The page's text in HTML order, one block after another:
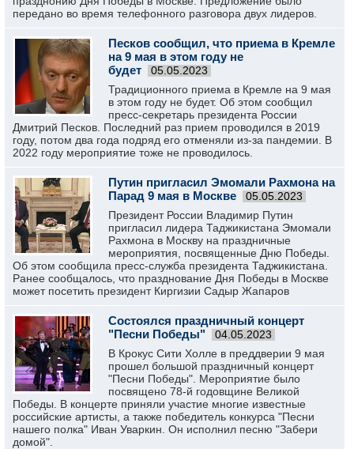
передано во время телефонного разговора двух лидеров.
Песков сообщил, что приема в Кремле
на 9 мая в этом году не
будет
05.05.2023
Традиционного приема в Кремле на 9 мая
в этом году не будет. Об этом сообщил
пресс-секретарь президента России
Дмитрий Песков. Последний раз прием проводился в 2019
году, потом два года подряд его отменяли из-за пандемии. В
2022 году мероприятие тоже не проводилось.
Путин пригласил Эмомали Рахмона на
Парад 9 мая в Москве
05.05.2023
Президент России Владимир Путин
пригласил лидера Таджикистана Эмомали
Рахмона в Москву на праздничные
мероприятия, посвященные Дню Победы.
Об этом сообщила пресс-служба президента Таджикистана.
Ранее сообщалось, что празднование Дня Победы в Москве
может посетить президент Киргизии Садыр Жапаров
Состоялся праздничный концерт
"Песни Победы"
04.05.2023
В Крокус Сити Холле в преддверии 9 мая
прошел большой праздничный концерт
"Песни Победы". Мероприятие было
посвящено 78-й годовщине Великой
Победы. В концерте приняли участие многие известные
российские артисты, а также победитель конкурса "Песни
нашего полка" Иван Уваркин. Он исполнил песню "Забери
домой".